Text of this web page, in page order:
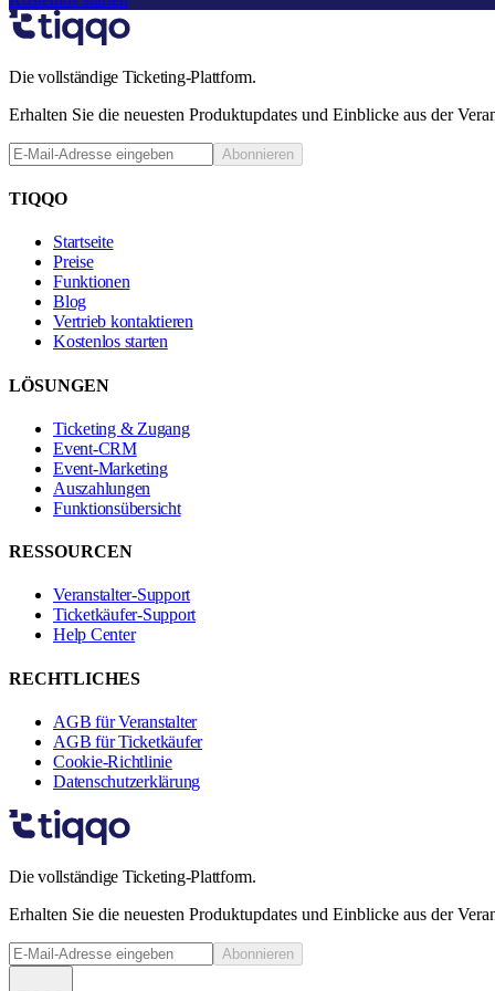
Die vollständige Ticketing-Plattform.
Erhalten Sie die neuesten Produktupdates und Einblicke aus der
Abonnieren
TIQQO
Startseite
Preise
Funktionen
Blog
Vertrieb kontaktieren
Kostenlos starten
LÖSUNGEN
Ticketing & Zugang
Event-CRM
Event-Marketing
Auszahlungen
Funktionsübersicht
RESSOURCEN
Veranstalter-Support
Ticketkäufer-Support
Help Center
RECHTLICHES
AGB für Veranstalter
AGB für Ticketkäufer
Cookie-Richtlinie
Datenschutzerklärung
Die vollständige Ticketing-Plattform.
Erhalten Sie die neuesten Produktupdates und Einblicke aus der
Abonnieren